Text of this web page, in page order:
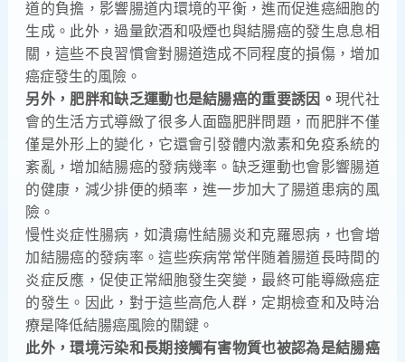
道的負擔，影響腸道内環境的平衡，進而促進癌細胞的
生成。此外，過量飲酒和吸煙也與結腸癌的發生息息相
關，這些不良習慣會對腸道造成不同程度的損傷，增加
癌症發生的風險。
另外，肥胖和缺乏運動也是結腸癌的重要誘因。 現代社
會的生活方式導緻了很多人面臨肥胖問題，而肥胖不僅
僅是外形上的變化，它還會引發體内激素和免疫系統的
紊亂，增加結腸癌的發病幾率。缺乏運動也會影響腸道
的健康，減少排便的頻率，進一步加大了腸道患病的風
險。
慢性炎症性腸病，如潰瘍性結腸炎和克羅恩病，也會增
加結腸癌的發病率。這些疾病常常伴随着腸道長時間的
炎症反應，促使正常細胞發生突變，最終可能導緻癌症
的發生。因此，對于這些高危人群，定期檢查和及時治
療是降低結腸癌風險的關鍵。
此外，環境污染和長期接觸有害物質也被認為是結腸癌